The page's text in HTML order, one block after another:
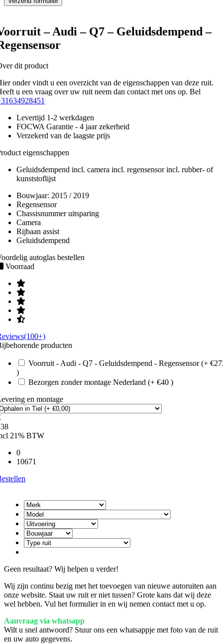
– Audi – Q7 – Geluidsdempend –
dit product
onder vindt u een overzicht van de eigenschappen van deze ruit.
u een vraag over uw ruit neem dan contact met ons op. Bel
Levertijd 1-2 werkdagen
FOCWA Garantie - 4 jaar zekerheid
Verzekerd van de laagste prijs
eigenschappen
Geluidsdempend incl. camera incl. regensensor incl. rubber- of
kunststoflijst
Bouwjaar: 2015 / 2019
Regensensor
Chassisnummer uitsparing
Camera
Rijbaan assist
Geluidsdempend
autoglas bestellen
Voorraad
producten
Voorruit - Audi - Q7 - Geluidsdempend - Regensensor (+
)
Bezorgen zonder montage Nederland (+ €40 )
en montage
21% BTW
0
10671
Geen resultaat? Wij helpen u verder!
Wij zijn continu bezig met het toevoegen van nieuwe autoruiten aan
onze website. Staat uw ruit er niet tussen? Grote kans dat wij deze
wel hebben. Vul het formulier in en wij nemen contact met u op.
Aanvraag via whatsapp
Wilt u snel antwoord? Stuur ons een whatsappje met foto van de ruit
en uw auto gegevens.